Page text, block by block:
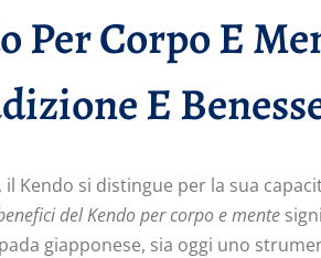
Per Corpo E
E
Kendo si distingue per la sua
del Kendo per corpo e mente
giapponese, sia oggi uno